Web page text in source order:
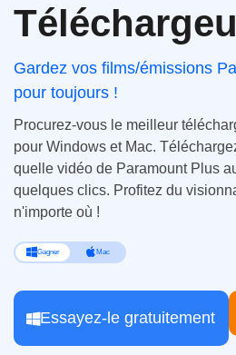
Gardez vos films/émissions
pour toujours !
Procurez-vous le meilleur
pour Windows et Mac.
quelle vidéo de Paramount Plus
quelques clics. Profitez du
n'importe où !
Gagner Mac
Essayez-le gratuitement